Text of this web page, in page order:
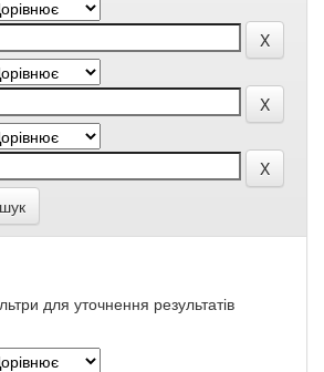
для уточнення результатів